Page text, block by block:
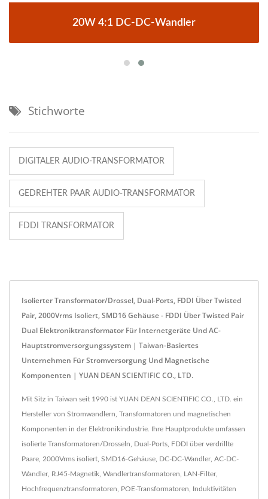
20W 4:1 DC-DC-Wandler
Stichworte
DIGITALER AUDIO-TRANSFORMATOR
GEDREHTER PAAR AUDIO-TRANSFORMATOR
FDDI TRANSFORMATOR
Isolierter Transformator/Drossel, Dual-Ports, FDDI Über Twisted
Pair, 2000Vrms Isoliert, SMD16 Gehäuse - FDDI Über Twisted Pair
Dual Elektroniktransformator Für Internetgeräte Und AC-
Hauptstromversorgungssystem | Taiwan-Basiertes
Unternehmen Für Stromversorgung Und Magnetische
Komponenten | YUAN DEAN SCIENTIFIC CO., LTD.
Mit Sitz in Taiwan seit 1990 ist YUAN DEAN SCIENTIFIC CO., LTD. ein
Hersteller von Stromwandlern, Transformatoren und magnetischen
Komponenten in der Elektronikindustrie. Ihre Hauptprodukte umfassen
isolierte Transformatoren/Drosseln, Dual-Ports, FDDI über verdrillte
Paare, 2000Vrms isoliert, SMD16-Gehäuse, DC-DC-Wandler, AC-DC-
Wandler, RJ45-Magnetik, Wandlertransformatoren, LAN-Filter,
Hochfrequenztransformatoren, POE-Transformatoren, Induktivitäten